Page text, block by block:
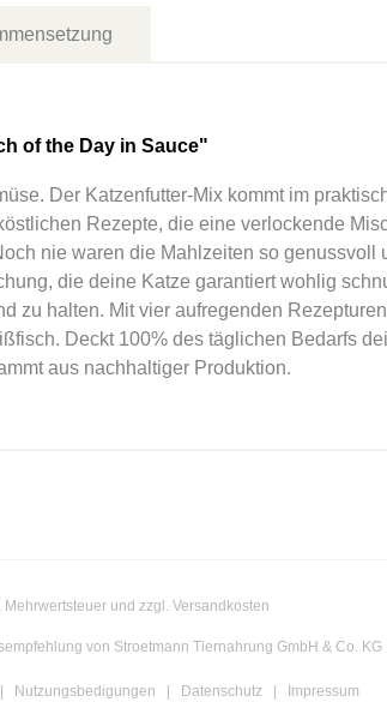
of the Day in Sauce"
Der Katzenfutter-Mix kommt im
Rezepte, die eine verlockende
nie waren die Mahlzeiten so genussvoll
die deine Katze garantiert wohlig
zu halten. Mit vier aufregenden
Deckt 100% des täglichen Bedarfs
aus nachhaltiger Produktion.
Mehrwertsteuer und zzgl. Versandkosten
von Stroetmann Tiernahrung GmbH & Co. KG
Nutzungsbedigungen Datenschutz Impressum